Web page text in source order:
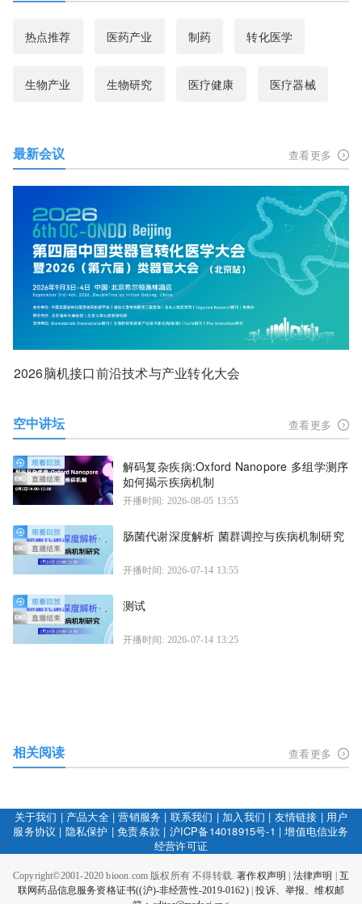
热点推荐 医药产业 制药 转化医学
生物产业 生物研究 医疗健康 医疗器械
最新会议 查看更多
2026脑机接口前沿技术与产业转化大会
空中讲坛 查看更多
解码复杂疾病:Oxford Nanopore 多组学测序
如何揭示疾病机制
开播时间: 2026-08-05 13:55
肠菌代谢深度解析 菌群调控与疾病机制研究
开播时间: 2026-07-14 13:55
测试
开播时间: 2026-07-14 13:25
相关阅读 查看更多
关于我们 | 产品大全|营销服务 | 联系我们 | 加入我们 | 友情链接 | 用户
服务协议 | 隐私保护 |免责条款 | 沪ICP备14018915号-1 |增值电信业务
经营许可证
Copyright©2001-2020 bioon.com 版权所有 不得转载.著作权声明 法律声明
互
联网药品信息服务资格证书((沪)-非经营性-2019-0162)|投诉、举报、维权邮